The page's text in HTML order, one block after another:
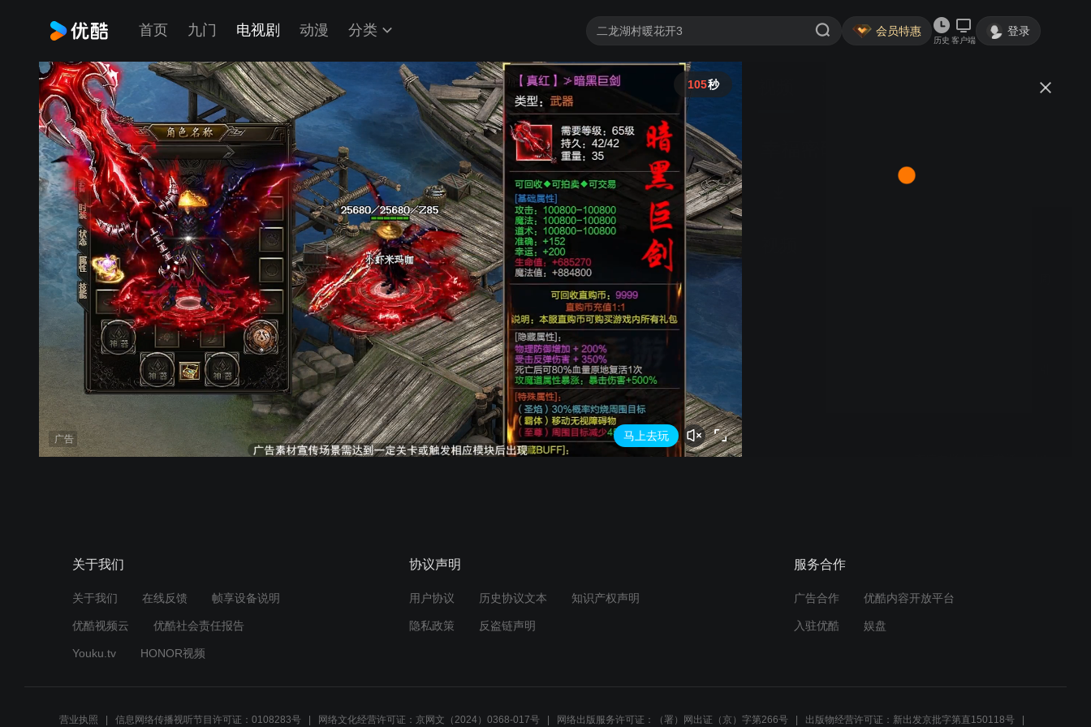
首页 九门 电视剧 动漫 分类 会员特惠
历史 客户端
登录
104秒
马上去玩
广告
关于我们
关于我们 在线反馈 帧享设备说明
优酷视频云 优酷社会责任报告
Youku.tv HONOR视频
协议声明
用户协议 历史协议文本 知识产权声明
隐私政策 反盗链声明
服务合作
广告合作 优酷内容开放平台
入驻优酷 娱盘
营业执照 信息网络传播视听节目许可证：0108283号 网络文化经营许可证：京网文（2024）0368-017号 网络出版服务许可证：（署）网出证（京）字第266号 出版物经营许可证：新出发京批字第直150118号